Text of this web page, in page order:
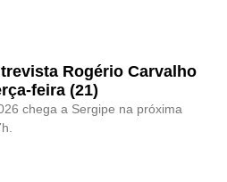
Rogério Carvalho
feira (21)
chega a Sergipe na próxima